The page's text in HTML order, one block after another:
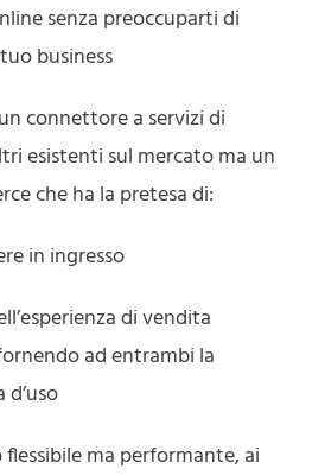
senza preoccuparti di
business
connettore a servizi di
esistenti sul mercato ma un
che ha la pretesa di:
in ingresso
di vendita
ad entrambi la
ma performante, ai